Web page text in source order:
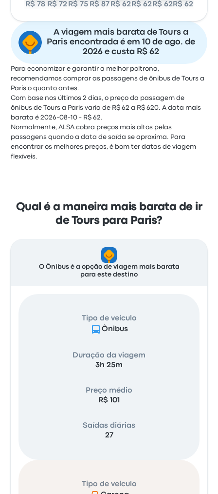
R$ 78 R$ 72 R$ 75 R$ 87 R$ 62 R$ 62 R$ 62 R$ 62
A viagem mais barata de Tours a
Paris encontrada é em 10 de ago. de
2026 e custa R$ 62
Para economizar e garantir a melhor poltrona,
recomendamos comprar as passagens de ônibus de Tours a
Paris o quanto antes.
Com base nos últimos 2 dias, o preço da passagem de
ônibus de Tours a Paris varia de R$ 62 a R$ 620. A data mais
barata é 2026-08-10 - R$ 62.
Normalmente, ALSA cobra preços mais altos pelas
passagens quando a data de saída se aproxima. Para
encontrar os melhores preços, é bom ter datas de viagem
flexíveis.
Qual é a maneira mais barata de ir
de Tours para Paris?
O Ônibus é a opção de viagem mais barata
para este destino
Tipo de veículo
Ônibus
Duração da viagem
3h 25m
Preço médio
R$ 101
Saídas diárias
27
Tipo de veículo